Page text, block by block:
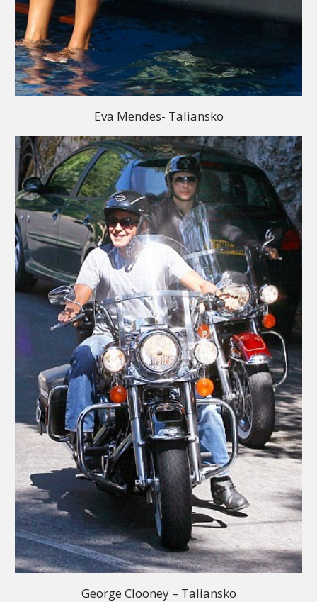
Eva Mendes- Taliansko
George Clooney – Taliansko